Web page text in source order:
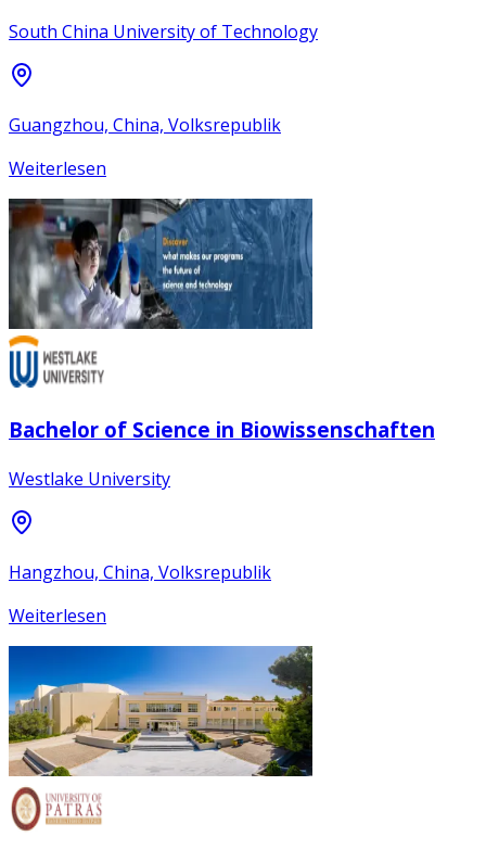
South China University of Technology
Guangzhou, China, Volksrepublik
Weiterlesen
Bachelor of Science in Biowissenschaften
Westlake University
Hangzhou, China, Volksrepublik
Weiterlesen